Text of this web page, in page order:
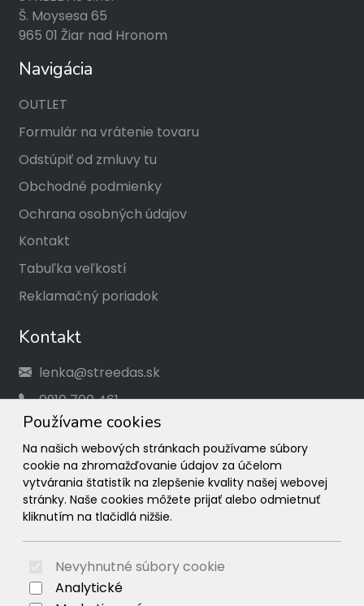
Používame cookies
Na našich webových stránkach používame súbory
cookie na zhromažďovanie údajov za účelom
vytvárania štatistík na zlepšenie kvality našej webovej
stránky. Naše cookies môžete prijať alebo odmietnuť
kliknutím na tlačidlá nižšie.
Nevyhnutné súbory cookie
Analytické
Š. Moysesa 65
965 01 Žiar nad Hronom
Navigácia
OUTLET
Formulár na vrátenie tovaru
Odstúpiť od zmluvy tu
Obchodné podmienky
Ochrana osobných údajov
Kontakt
Tabuľka veľkostí
Reklamačný poriadok
Kontakt
lenka@streedas.sk
0910 700 461
Social
Facebook
Instagram
© 2026 Arrabella s.r.o., mayabella s.r.o., Všetky práva
vyhradené.